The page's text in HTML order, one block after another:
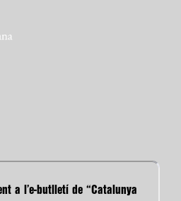
a l’e-butlletí de “Catalunya